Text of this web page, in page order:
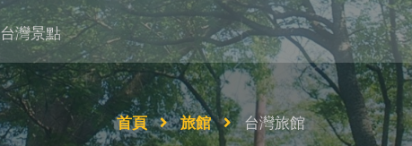
台灣景點
首頁 旅館 台灣旅館